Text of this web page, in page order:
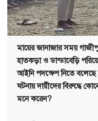
মায়ের জানাজার সময়
হাতকড়া ও ডান্ডাবেড়ি পরিয়ে
আইনি পদক্ষেপ নিতে
ঘটনায় দায়ীদের বিরুদ্ধে
মনে করেন?